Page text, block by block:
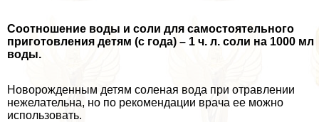
Соотношение воды и соли для самостоятельного
приготовления детям (с года) – 1 ч. л. соли на 1000 мл
воды.
Новорожденным детям соленая вода при отравлении
нежелательна, но по рекомендации врача ее можно
использовать.